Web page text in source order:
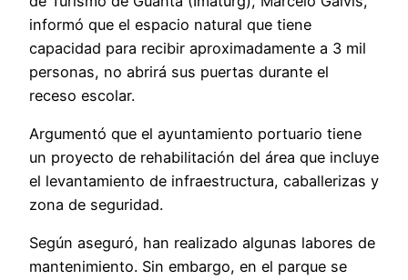
informó que el espacio natural que tiene
capacidad para recibir aproximadamente a 3 mil
personas, no abrirá sus puertas durante el
receso escolar.
Argumentó que el ayuntamiento portuario tiene
un proyecto de rehabilitación del área que incluye
el levantamiento de infraestructura, caballerizas y
zona de seguridad.
Según aseguró, han realizado algunas labores de
mantenimiento. Sin embargo, en el parque se